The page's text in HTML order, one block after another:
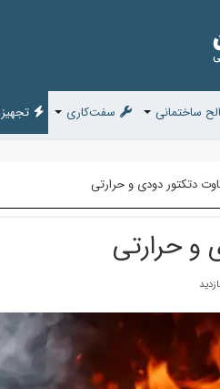
ساختمانی سفت‌کاری
دتکتور دودی و حرارتی
و حرارتی